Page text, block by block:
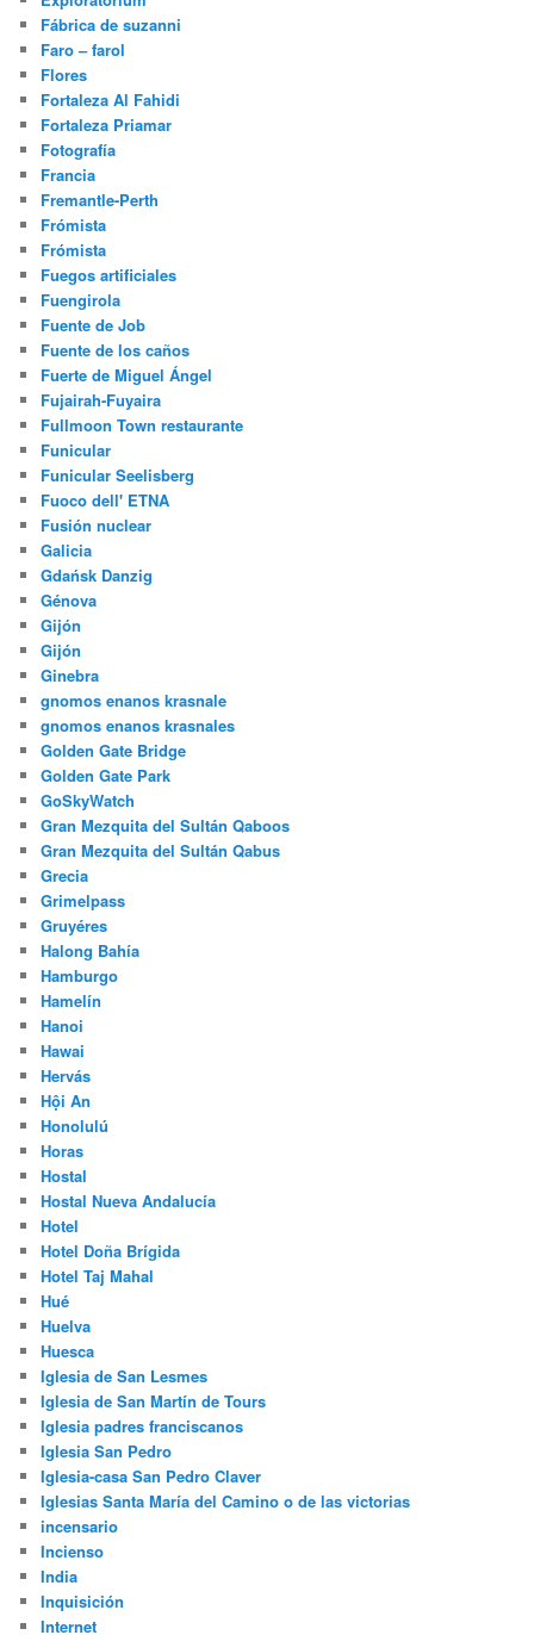
Fábrica de suzanni
Faro – farol
Flores
Fortaleza Al Fahidi
Fortaleza Priamar
Fotografía
Francia
Fremantle-Perth
Frómista
Frómista
Fuegos artificiales
Fuengirola
Fuente de Job
Fuente de los caños
Fuerte de Miguel Ángel
Fujairah-Fuyaira
Fullmoon Town restaurante
Funicular
Funicular Seelisberg
Fuoco dell' ETNA
Fusión nuclear
Galicia
Gdańsk Danzig
Génova
Gijón
Gijón
Ginebra
gnomos enanos krasnale
gnomos enanos krasnales
Golden Gate Bridge
Golden Gate Park
GoSkyWatch
Gran Mezquita del Sultán Qaboos
Gran Mezquita del Sultán Qabus
Grecia
Grimelpass
Gruyéres
Halong Bahía
Hamburgo
Hamelín
Hanoi
Hawai
Hervás
Hội An
Honolulú
Horas
Hostal
Hostal Nueva Andalucía
Hotel
Hotel Doña Brígida
Hotel Taj Mahal
Hué
Huelva
Huesca
Iglesia de San Lesmes
Iglesia de San Martín de Tours
Iglesia padres franciscanos
Iglesia San Pedro
Iglesia-casa San Pedro Claver
Iglesias Santa María del Camino o de las victorias
incensario
Incienso
India
Inquisición
Internet